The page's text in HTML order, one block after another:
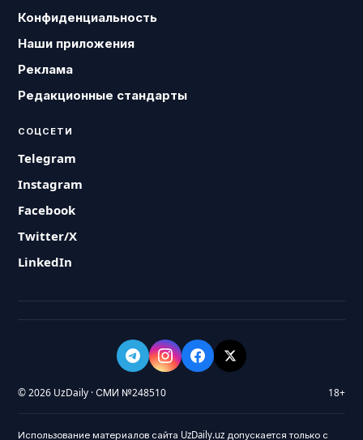
Конфиденциальность
Наши приложения
Реклама
Редакционные стандарты
СОЦСЕТИ
Telegram
Instagram
Facebook
Twitter/X
LinkedIn
© 2026 UzDaily · СМИ №248510 18+
Использование материалов сайта UzDaily.uz допускается только с